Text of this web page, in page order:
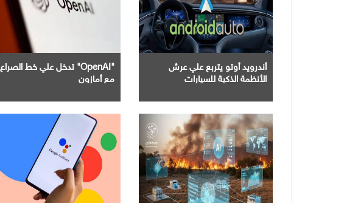
أندرويد أوتو يتربع علي عرش
الأنظمة الذكية للسيارات
"OpenAI" تدخل علي خط الصراع
مع أمازون